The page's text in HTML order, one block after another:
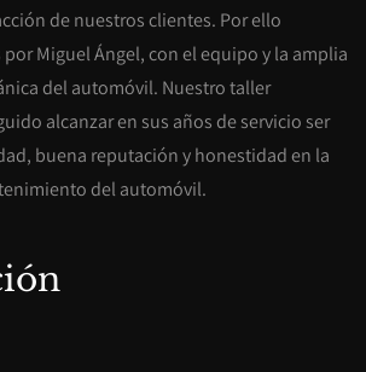
de nuestros clientes. Por ello
Miguel Ángel, con el equipo y la amplia
del automóvil. Nuestro taller
alcanzar en sus años de servicio ser
buena reputación y honestidad en la
del automóvil.